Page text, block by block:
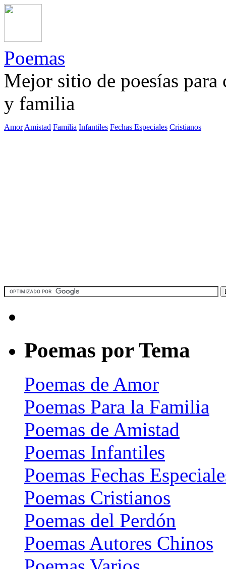
Poemas
Mejor sitio de poesías
y familia
Amor Amistad Familia Infantiles Fechas Especiales Cristianos
Poemas por Tema
Poemas de Amor
Poemas Para la Familia
Poemas de Amistad
Poemas Infantiles
Poemas Fechas
Poemas Cristianos
Poemas del Perdón
Poemas Autores Chinos